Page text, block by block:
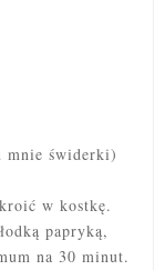
mnie świderki)
w kostkę.
papryką,
na 30 minut.